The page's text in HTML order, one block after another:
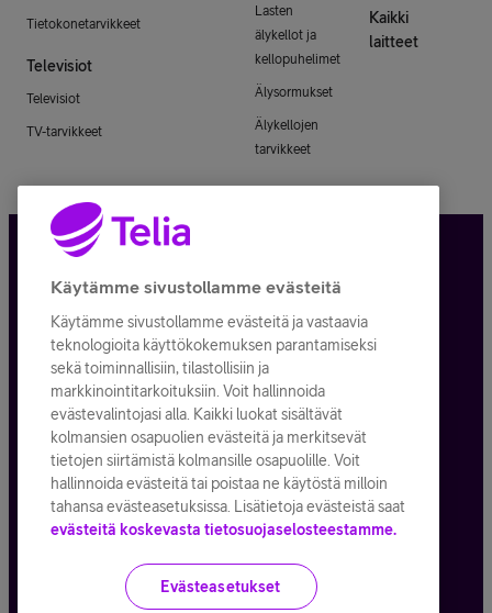
Tietokonetarvikkeet
Televisiot
Televisiot
TV-tarvikkeet
Lasten
älykellot ja
kellopuhelimet
Älysormukset
Älykellojen
tarvikkeet
Kaikki
laitteet
Tietosuoja ja -turva
Tilauksen peruuttaminen
Käyttöehdot
Evästeiden käyttö
Toimitusehdot ja palvelukuvaukset
Kaikki hinnat ALV25,5%
Käytämme sivustollamme evästeitä
Käytämme sivustollamme evästeitä ja vastaavia
teknologioita käyttökokemuksen parantamiseksi
sekä toiminnallisiin, tilastollisiin ja
markkinointitarkoituksiin. Voit hallinnoida
evästevalintojasi alla. Kaikki luokat sisältävät
kolmansien osapuolien evästeitä ja merkitsevät
tietojen siirtämistä kolmansille osapuolille. Voit
hallinnoida evästeitä tai poistaa ne käytöstä milloin
tahansa evästeasetuksissa. Lisätietoja evästeistä saat
evästeitä koskevasta tietosuojaselosteestamme.
Evästeasetukset